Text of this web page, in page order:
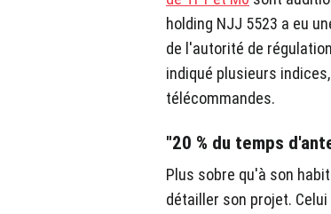
holding NJJ 5523 a eu
de l'autorité de
indiqué plusieurs indices,
télécommandes.
"20 % du temps
Plus sobre qu'à son
détailler son projet.